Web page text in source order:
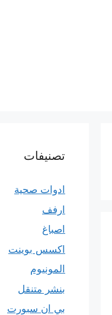
تصنيفات
ادوات صحية
ارفف
اصباغ
اكسس بوينت
المونيوم
بنشر متنقل
بي ان سبورت